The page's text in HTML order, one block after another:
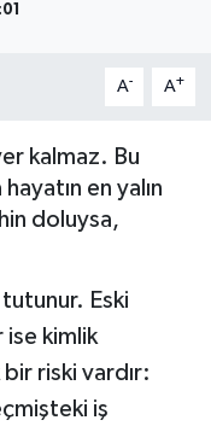
A- A+
kalmaz. Bu
en yalın
doluysa,
tutunur. Eski
ise kimlik
riski vardır:
iş